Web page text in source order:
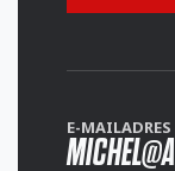
E-MAILADRES